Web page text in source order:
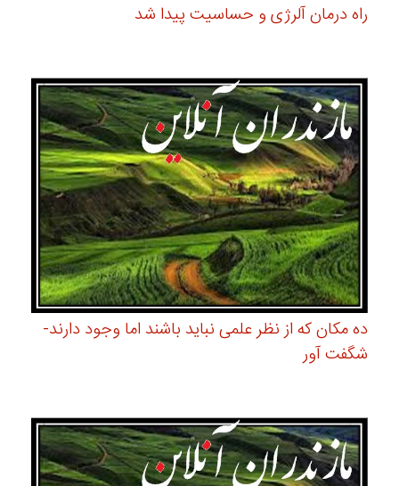
راه درمان آلرژی و حساسیت پیدا شد
ده مکان که از نظر علمی نباید باشند اما وجود دارند-
شگفت آور